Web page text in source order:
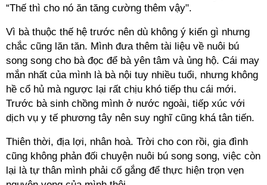
“Thế thì cho nó ăn tăng cường thêm vậy".
Vì bà thuộc thế hệ trước nên dù không ý kiến gì nhưng
chắc cũng lăn tăn. Mình đưa thêm tài liệu về nuôi bú
song song cho bà đọc để bà yên tâm và ủng hộ. Cái may
mắn nhất của mình là bà nội tuy nhiều tuổi, nhưng không
hề cổ hủ mà ngược lại rất chịu khó tiếp thu cái mới.
Trước bà sinh chồng mình ở nước ngoài, tiếp xúc với
dịch vụ y tế phương tây nên suy nghĩ cũng khá tân tiến.
Thiên thời, địa lợi, nhân hoà. Trời cho con rồi, gia đình
cũng không phản đối chuyện nuôi bú song song, việc còn
lại là tự thân mình phải cố gắng để thực hiện trọn vẹn